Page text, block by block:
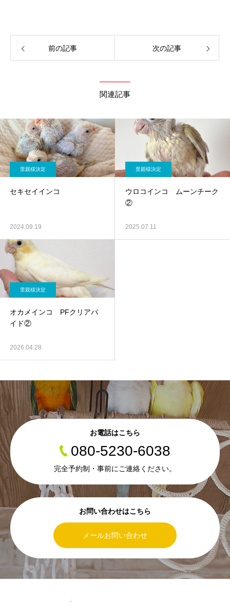
前の記事 次の記事
関連記事
里親様決定
セキセイインコ
2024.09.19
里親様決定
ウロコインコ ムーンチーク
②
2025.07.11
里親様決定
オカメインコ PFクリアパ
イド②
2026.04.28
お問い合わせはこちら
メールお問い合わせ
お電話はこちら
080-5230-6038
完全予約制・事前にご連絡ください。